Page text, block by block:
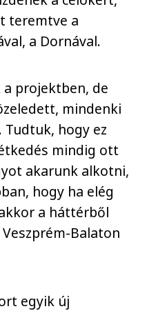
teremtve a
a Dornával.
projektben, de
mindenki
Tudtuk, hogy ez
mindig ott
akarunk alkotni,
hogy ha elég
a háttérből
Balaton
egyik új